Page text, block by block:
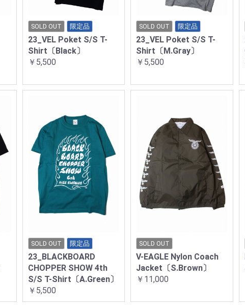
SOLD OUT 限定品
23_VEL Poket S/S T-
Shirt〔Black〕
￥5,500
SOLD OUT 限定品
23_VEL Poket S/S T-
Shirt〔M.Gray〕
￥5,500
SOLD OUT 限定品
23_BLACKBOARD
CHOPPER SHOW 4th
S/S T-Shirt〔A.Green〕
￥5,500
SOLD OUT
V-EAGLE Nylon Coach
Jacket〔S.Brown〕
￥11,000